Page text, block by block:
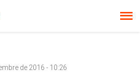
de 2016 - 10:26